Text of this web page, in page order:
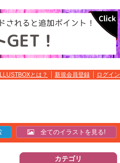
ILLUSTBOXとは？ 新規会員登録 ログイン
全てのイラストを見る!
カテゴリ